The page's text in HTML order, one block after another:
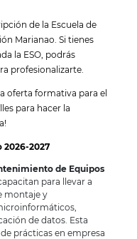
de la Escuela de
Marianao. Si tienes
la ESO, podrás
profesionalizarte.
oferta formativa para el
para hacer la
2026-2027
de Equipos
para llevar a
montaje y
de datos. Esta
prácticas en empresa